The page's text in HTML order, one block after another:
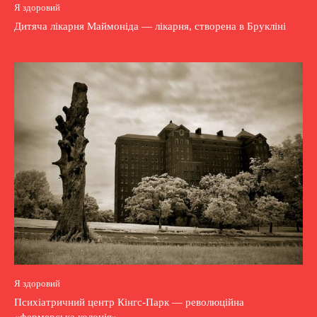
Я здоровий
Дитяча лікарня Маймоніда — лікарня, створена в Брукліні
Я здоровий
Психіатричний центр Кінгс-Парк — революційна